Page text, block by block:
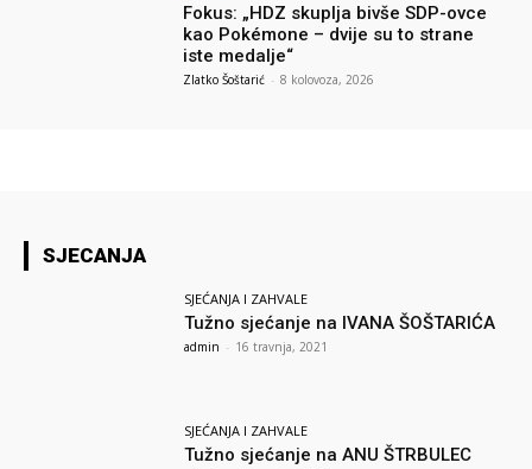
Fokus: „HDZ skuplja bivše SDP-ovce
kao Pokémone – dvije su to strane
iste medalje“
Zlatko Šoštarić - 8 kolovoza, 2026
SJECANJA
SJEĆANJA I ZAHVALE
Tužno sjećanje na IVANA ŠOŠTARIĆA
admin - 16 travnja, 2021
SJEĆANJA I ZAHVALE
Tužno sjećanje na ANU ŠTRBULEC